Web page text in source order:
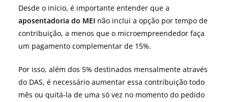
Desde o início, é importante entender que a
aposentadoria do MEI não inclui a opção por tempo de
contribuição, a menos que o microempreendedor faça
um pagamento complementar de 15%.
Por isso, além dos 5% destinados mensalmente através
do DAS, é necessário aumentar essa contribuição todo
mês ou quitá-la de uma só vez no momento do pedido